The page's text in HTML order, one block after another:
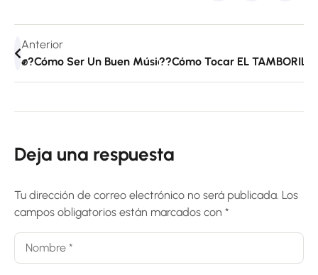
Anterior
✊?Cómo Ser Un Buen Músico✊? 10 CONSEJOS Para
??Cómo Tocar EL
Deja una respuesta
Tu dirección de correo electrónico no será publicada. Los
campos obligatorios están marcados con *